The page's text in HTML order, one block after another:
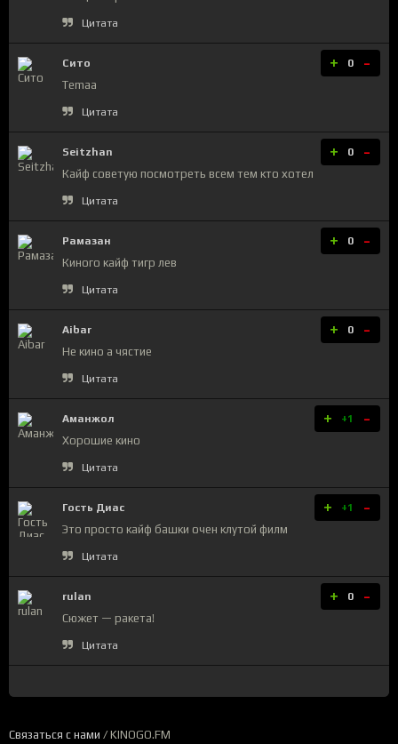
Цитата
Сито + 0 -
Temaa
Цитата
Seitzhan + 0 -
Кайф советую посмотреть всем тем кто хотел
Цитата
Рамазан + 0 -
Киного кайф тигр лев
Цитата
Aibar + 0 -
Не кино а чястие
Цитата
Аманжол + +1 -
Хорошие кино
Цитата
Гость Диас + +1 -
Это просто кайф башки очен клутой филм
Цитата
rulan + 0 -
Сюжет — ракета!
Цитата
Связаться с нами / KINOGO.FM